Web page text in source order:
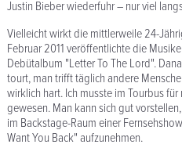
Justin Bieber wiederfuhr – nur viel
Vielleicht wirkt die mittlerweile 24-
Februar 2011 veröffentlichte die
Debütalbum "Letter To The Lord".
tourt, man trifft täglich andere
wirklich hart. Ich musste im Tourbus
gewesen. Man kann sich gut
im Backstage-Raum einer
Want You Back" aufzunehmen.